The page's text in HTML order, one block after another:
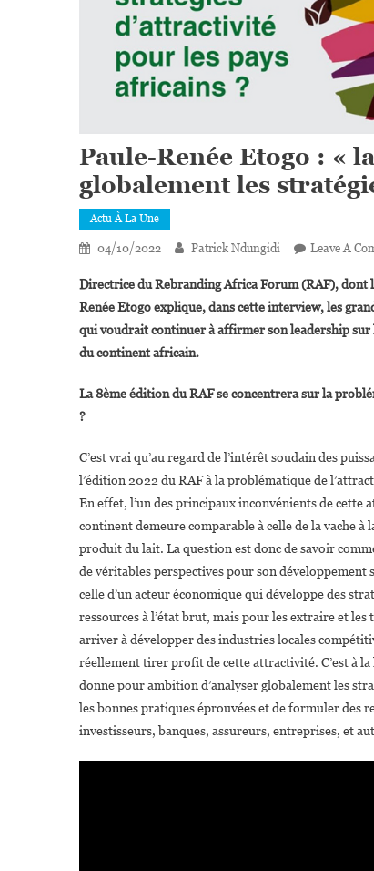
Paule-Renée Etogo : «
globalement les
Actu À La Une
04/10/2022 Patrick Ndungidi Leave A
Directrice du Rebranding Africa Forum (RAF), dont
Renée Etogo explique, dans cette interview, les
quivoudrait continuer à affirmer son leadership sur
du continent africain.
La 8ème édition du RAF se concentrera sur la
?
C’est vrai qu’au regard de l’intérêt soudain des
l’édition 2022 du RAF à la problématique de
En effet, l’un des principaux inconvénients de cette
continent demeure comparable à celle de la vache à
produit du lait. La question est donc de savoir
de véritables perspectives pour son
celle d’un acteur économique qui développe des
ressources à l’état brut, mais pour les extraire et
arriver à développer des industries locales
réellement tirer profit de cette attractivité. C’est à
donne pour ambition d’analyser globalement les
les bonnes pratiques éprouvées et de formuler des
investisseurs, banques, assureurs, entreprises, et